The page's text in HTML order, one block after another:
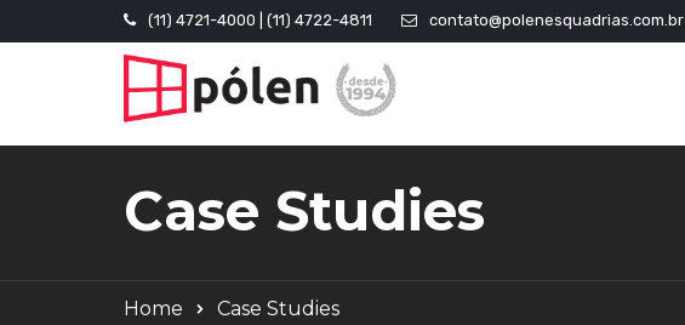
(11) 4721-4000 | (11) 4722-4811 contato@polenesquadrias.com.br
Case Studies
Home Case Studies